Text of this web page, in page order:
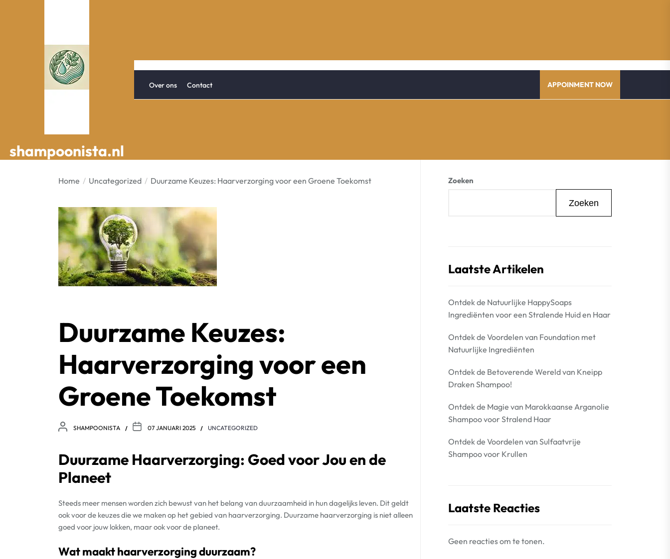
shampoonista.nl
shampoonista.nl
Over ons Contact APPOINMENT NOW
Home Uncategorized Duurzame Keuzes: Haarverzorging voor een Groene Toekomst
Duurzame Keuzes:
Haarverzorging voor een
Groene Toekomst
SHAMPOONISTA 07 JANUARI 2025 UNCATEGORIZED
Duurzame Haarverzorging: Goed voor Jou en de
Planeet
Steeds meer mensen worden zich bewust van het belang van duurzaamheid in hun dagelijks leven. Dit geldt
ook voor de keuzes die we maken op het gebied van haarverzorging. Duurzame haarverzorging is niet alleen
goed voor jouw lokken, maar ook voor de planeet.
Wat maakt haarverzorging duurzaam?
Zoeken
Zoeken
Laatste Artikelen
Ontdek de Natuurlijke HappySoaps
Ingrediënten voor een Stralende Huid en Haar
Ontdek de Voordelen van Foundation met
Natuurlijke Ingrediënten
Ontdek de Betoverende Wereld van Kneipp
Draken Shampoo!
Ontdek de Magie van Marokkaanse Arganolie
Shampoo voor Stralend Haar
Ontdek de Voordelen van Sulfaatvrije
Shampoo voor Krullen
Laatste Reacties
Geen reacties om te tonen.